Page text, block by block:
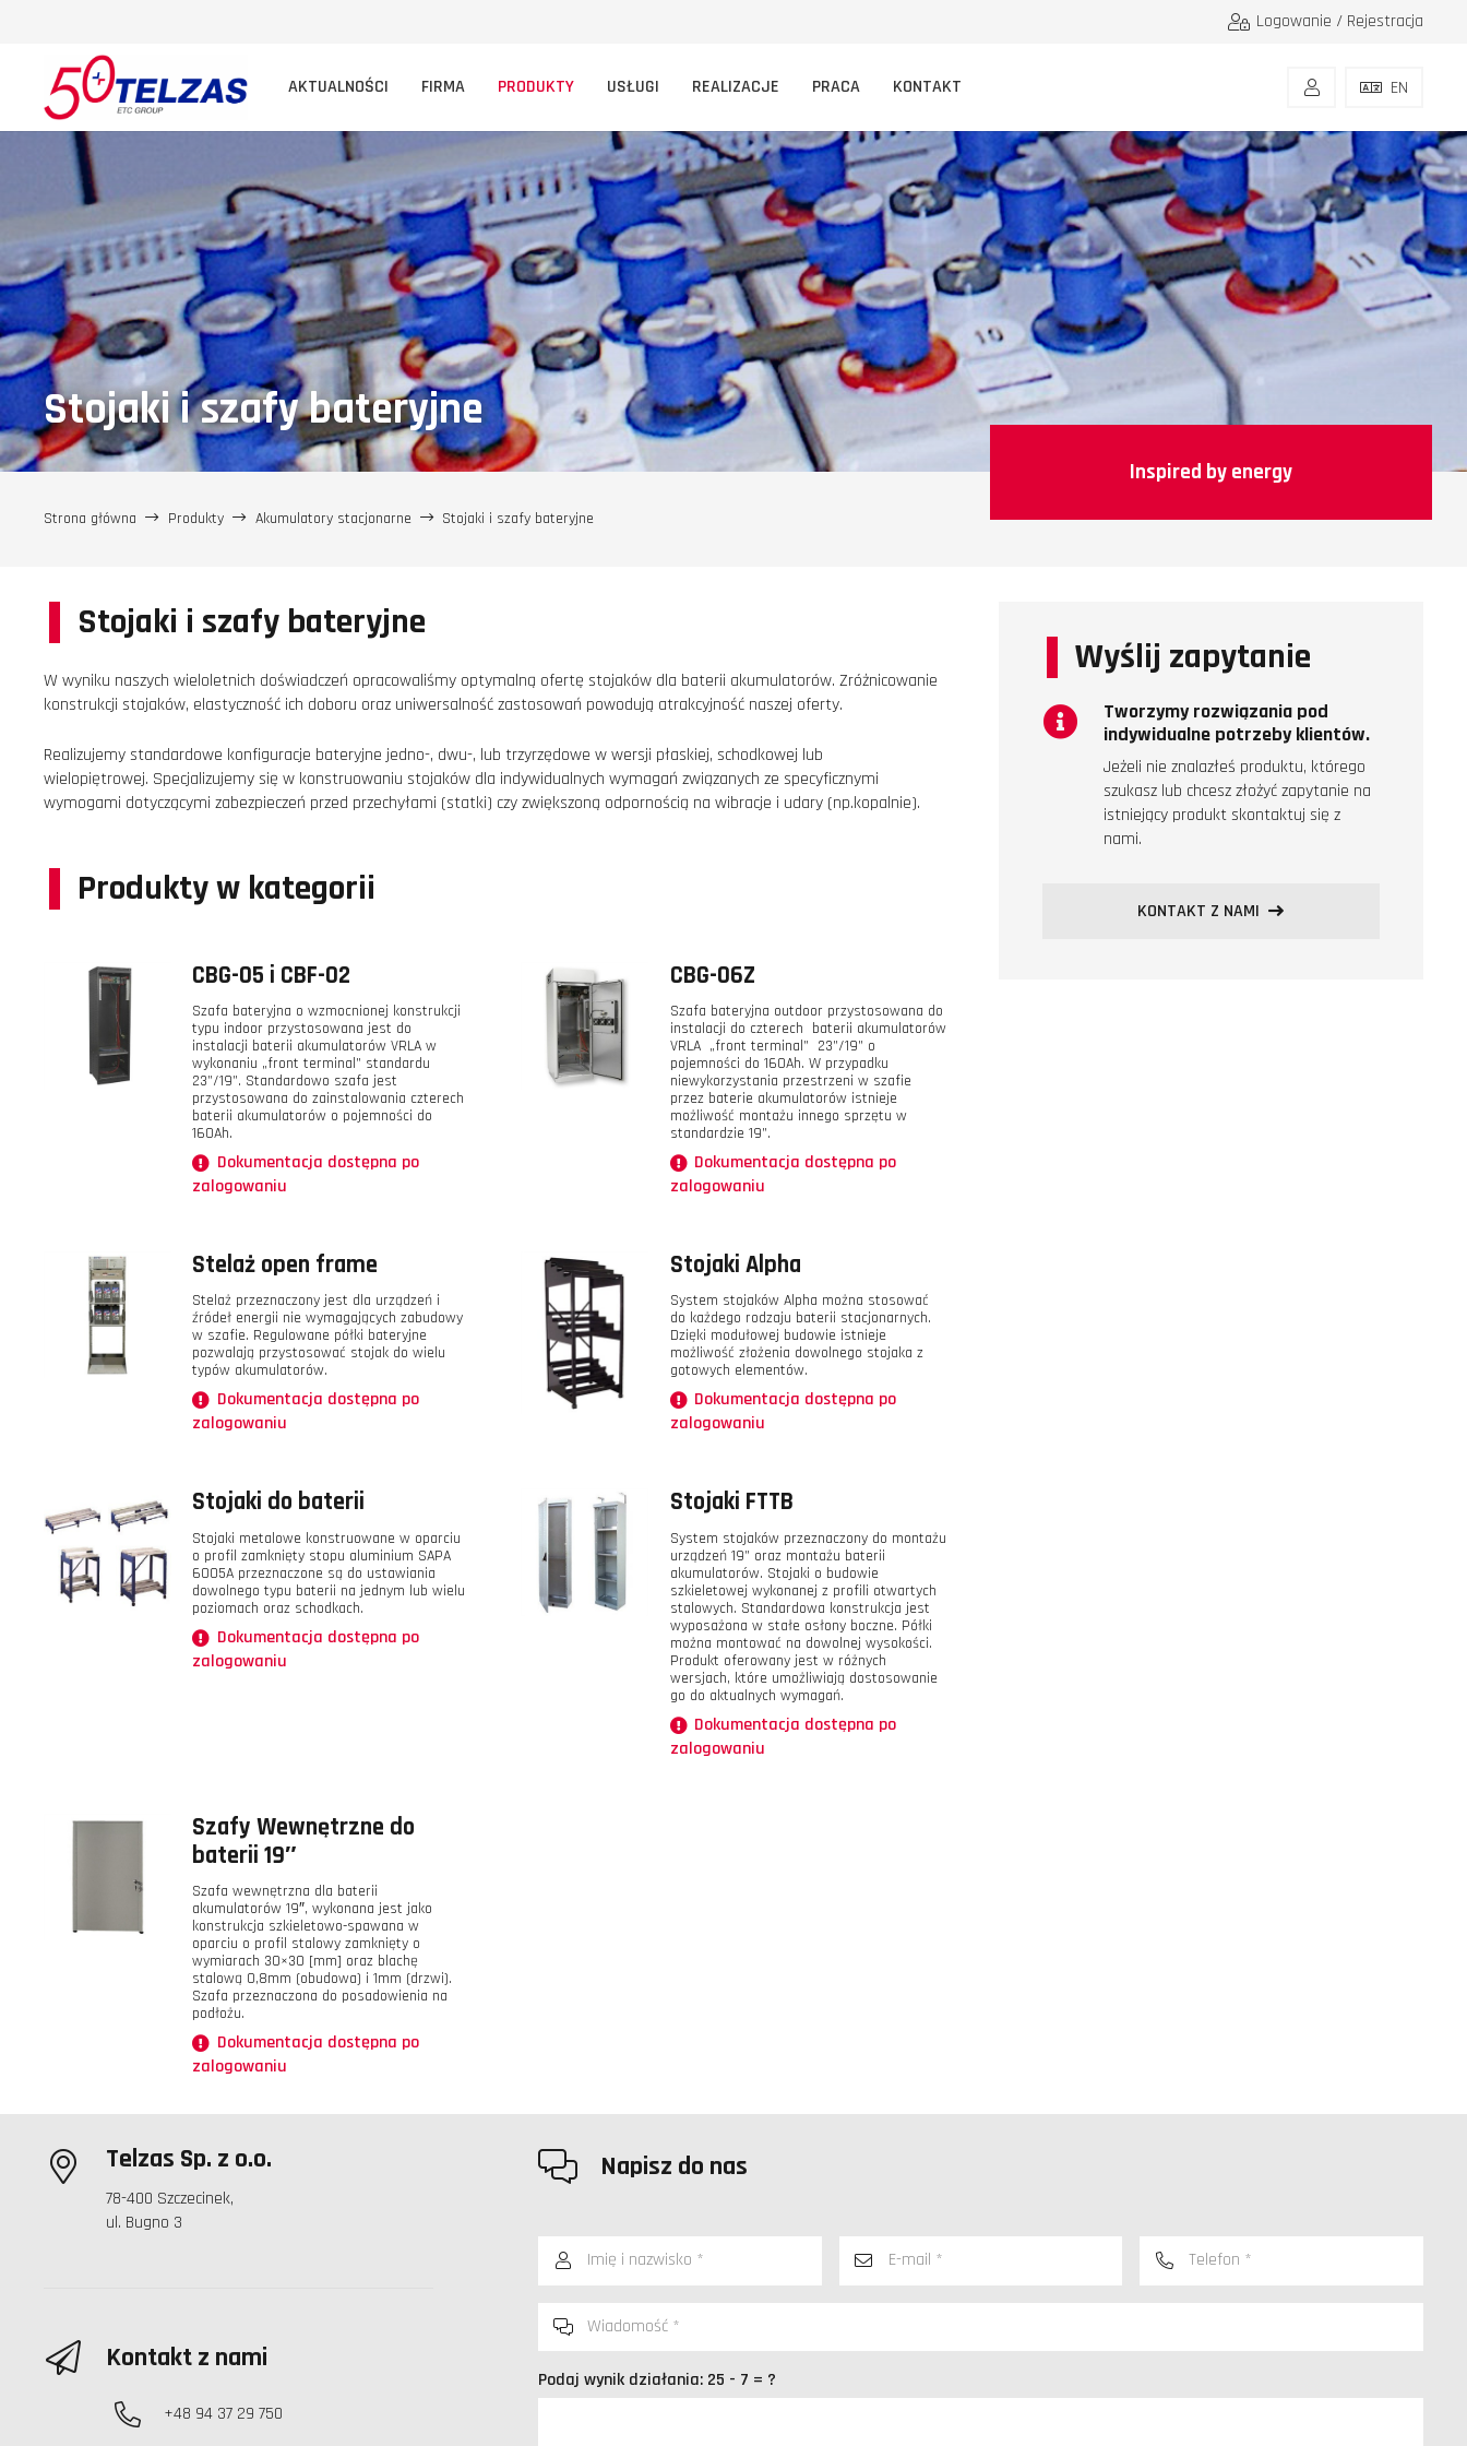
Logowanie / Rejestracja
AKTUALNOŚCI FIRMA PRODUKTY USŁUGI REALIZACJE PRACA KONTAKT EN
Stojaki i szafy bateryjne
Strona główna Produkty Akumulatory stacjonarne Stojaki i szafy bateryjne
Inspired by energy
Stojaki i szafy bateryjne
W wyniku naszych wieloletnich doświadczeń opracowaliśmy optymalną ofertę stojaków dla baterii akumulatorów. Zróżnicowanie
konstrukcji stojaków, elastyczność ich doboru oraz uniwersalność zastosowań powodują atrakcyjność naszej oferty.
Realizujemy standardowe konfiguracje bateryjne jedno-, dwu-, lub trzyrzędowe w wersji płaskiej, schodkowej lub
wielopiętrowej. Specjalizujemy się w konstruowaniu stojaków dla indywidualnych wymagań związanych ze specyficznymi
wymogami dotyczącymi zabezpieczeń przed przechyłami (statki) czy zwiększoną odpornością na wibracje i udary (np.kopalnie).
Produkty w kategorii
CBG-05 i CBF-02
Szafa bateryjna o wzmocnionej konstrukcji
typu indoor przystosowana jest do
instalacji baterii akumulatorów VRLA w
wykonaniu „front terminal” standardu
23”/19”. Standardowo szafa jest
przystosowana do zainstalowania czterech
baterii akumulatorów o pojemności do
160Ah.
Dokumentacja dostępna po
zalogowaniu
CBG-06Z
Szafa bateryjna outdoor przystosowana do
instalacji do czterech baterii akumulatorów
VRLA „front terminal” 23”/19” o
pojemności do 160Ah. W przypadku
niewykorzystania przestrzeni w szafie
przez baterie akumulatorów istnieje
możliwość montażu innego sprzętu w
standardzie 19”.
Dokumentacja dostępna po
zalogowaniu
Stelaż open frame
Stelaż przeznaczony jest dla urządzeń i
źródeł energii nie wymagających zabudowy
w szafie. Regulowane półki bateryjne
pozwalają przystosować stojak do wielu
typów akumulatorów.
Dokumentacja dostępna po
zalogowaniu
Stojaki Alpha
System stojaków Alpha można stosować
do każdego rodzaju baterii stacjonarnych.
Dzięki modułowej budowie istnieje
możliwość złożenia dowolnego stojaka z
gotowych elementów.
Dokumentacja dostępna po
zalogowaniu
Stojaki do baterii
Stojaki metalowe konstruowane w oparciu
o profil zamknięty stopu aluminium SAPA
6005A przeznaczone są do ustawiania
dowolnego typu baterii na jednym lub wielu
poziomach oraz schodkach.
Dokumentacja dostępna po
zalogowaniu
Stojaki FTTB
System stojaków przeznaczony do montażu
urządzeń 19” oraz montażu baterii
akumulatorów. Stojaki o budowie
szkieletowej wykonanej z profili otwartych
stalowych. Standardowa konstrukcja jest
wyposażona w stałe osłony boczne. Półki
można montować na dowolnej wysokości.
Produkt oferowany jest w różnych
wersjach, które umożliwiają dostosowanie
go do aktualnych wymagań.
Dokumentacja dostępna po
zalogowaniu
Szafy Wewnętrzne do
baterii 19″
Szafa wewnętrzna dla baterii
akumulatorów 19″, wykonana jest jako
konstrukcja szkieletowo-spawana w
oparciu o profil stalowy zamknięty o
wymiarach 30×30 [mm] oraz blachę
stalową 0,8mm (obudowa) i 1mm (drzwi).
Szafa przeznaczona do posadowienia na
podłożu.
Dokumentacja dostępna po
zalogowaniu
Wyślij zapytanie
Tworzymy rozwiązania pod
indywidualne potrzeby klientów.
Jeżeli nie znalazłeś produktu, którego
szukasz lub chcesz złożyć zapytanie na
istniejący produkt skontaktuj się z
nami.
KONTAKT Z NAMI
Telzas Sp. z o.o.
78-400 Szczecinek,
ul. Bugno 3
Kontakt z nami
+48 94 37 29 750
Napisz do nas
Podaj wynik działania: 25 - 7 = ?